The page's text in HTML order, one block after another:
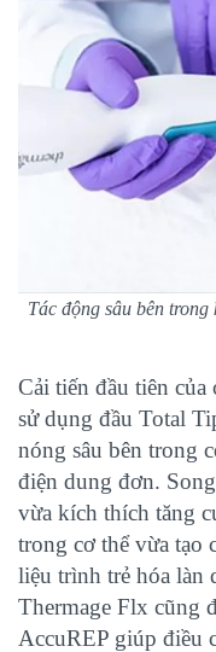
Tác động sâu bên
Cải tiến đầu tiên
sử dụng đầu Total
nóng sâu bên trong
điện dung đơn.
vừa kích thích tăng
trong cơ thể vừa tạo
liệu trình trẻ hóa làn
Thermage Flx cũng
AccuREP giúp điều